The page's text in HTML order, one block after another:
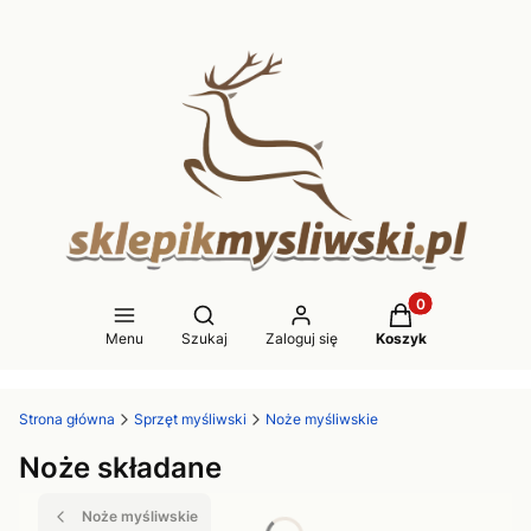
Menu
Otwórz wyszukiwarkę
Szukaj Zaloguj się
Produkty w
Koszyk
Strona główna Sprzęt myśliwski Noże myśliwskie
Noże składane
Noże myśliwskie